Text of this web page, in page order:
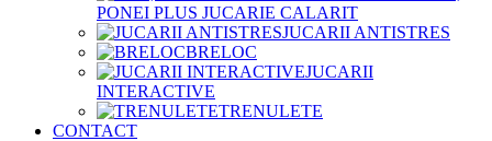
PONEI PLUS JUCARIE CALARIT
JUCARII ANTISTRES
BRELOC
JUCARII
INTERACTIVE
TRENULETE
CONTACT